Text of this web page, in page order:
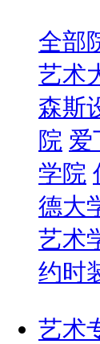
全部
艺术
森斯
院 爱
学院
德大
艺术
约时
艺术